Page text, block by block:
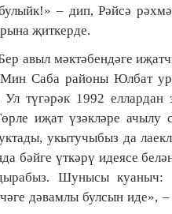
– дип, Рәйсә
җиткерде.
авыл мәктәбендәге
Саба районы Юлбат
түгәрәк 1992
иҗат үзәкләре ачылу
укытучыбыз да
бәйге үткәрү идеясе
Шунысы куаныч:
дәвамлы булсын